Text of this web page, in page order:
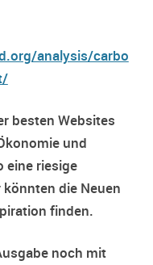
analysis/carbo
besten Websites
und
eine riesige
die Neuen
finden.
noch mit